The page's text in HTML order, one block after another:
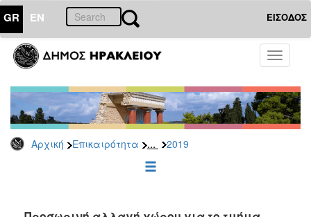
GR EN ΕΙΣΟΔΟΣ
Toggle
Αρχική Επικαιρότητα ... 2019
ΕΠΙΚΑΙΡΟΤΗΤΑ
Τύπου
Αρχείο
2026
2025
2022